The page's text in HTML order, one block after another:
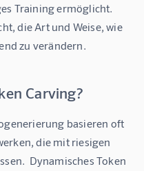
Training ermöglicht.
die Art und Weise, wie
zu verändern.
Carving?
basieren oft
die mit riesigen
Dynamisches Token